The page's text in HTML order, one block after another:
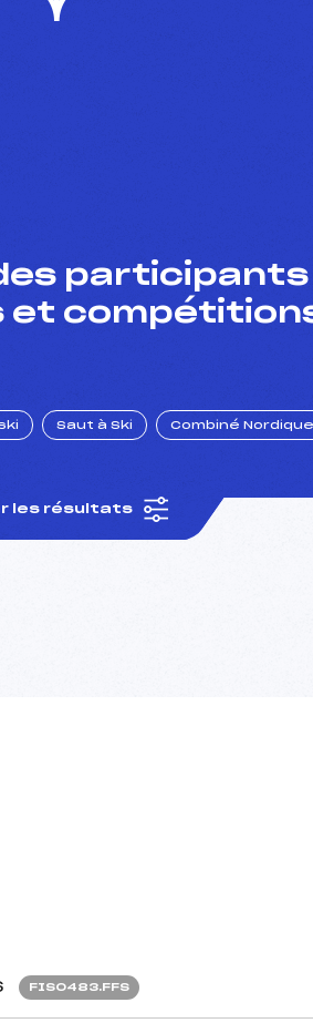
participants
et
Saut à Ski Combiné Nordique
les résultats
FIS0483.FFS